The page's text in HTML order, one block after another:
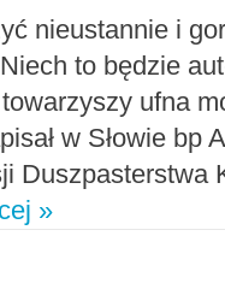
nieustannie i
to będzie
ufna
w Słowie bp
Duszpasterstwa
»